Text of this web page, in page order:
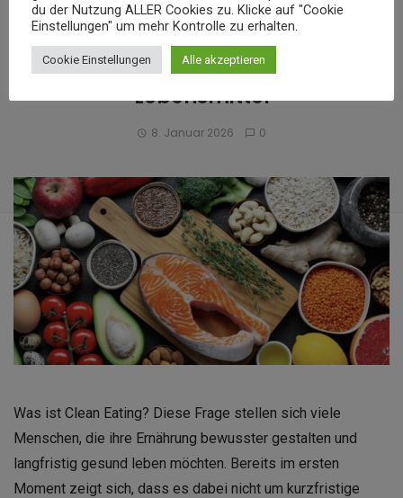
Was ist Clean Eating? Bewusst
essen ohne stark verarbeitete
Lebensmittel
8. Januar 2026 0
Was ist Clean Eating? Diese Frage stellen sich viele
Menschen, die ihre Ernährung bewusster gestalten und
langfristig gesund leben möchten. Bereits im ersten
Moment zeigt sich, dass es dabei nicht um kurzfristige
du der Nutzung ALLER Cookies zu. Klicke auf "Cookie
Einstellungen" um mehr Kontrolle zu erhalten.
Cookie Einstellungen Alle akzeptieren